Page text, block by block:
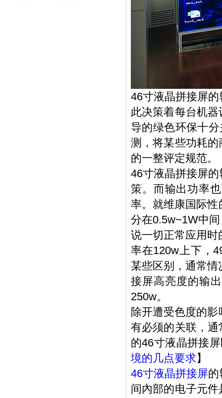
46寸液晶拼接屏
此决策着每台机
导的绿色环保十
测，将某些功耗
的一整评定规范。
46寸液晶拼接屏
策。而输出功率
率。就维康国际
分在0.5w~1W中
说一切正常应用
率在120w上下，
某些区别，通常
接屏高亮度的输
250w。
除开遭受色度的
有必须的关联，
的46寸液晶拼接
境的几点要求】
46寸液晶拼接屏的
间內部的电子元